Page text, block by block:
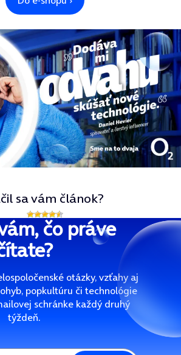
sa vám článok?
čo práve
otázky, vzťahy aj
popkultúru či technológie
schránke každý druhý
týždeň.